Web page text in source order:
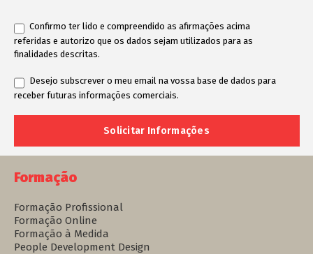
Confirmo ter lido e compreendido as afirmações acima
referidas e autorizo que os dados sejam utilizados para as
finalidades descritas.
Desejo subscrever o meu email na vossa base de dados para
receber futuras informações comerciais.
Formação
Formação Profissional
Formação Online
Formação à Medida
People Development Design